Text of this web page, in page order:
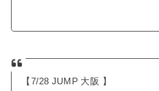
【7/28 JUMP 大阪 】